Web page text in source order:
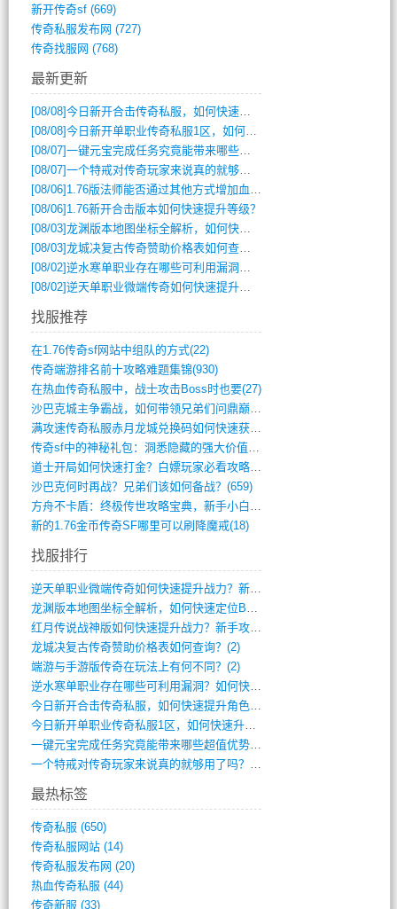
新开传奇sf(669)
传奇私服发布网 (727)
传奇找服网 (768)
最新更新
[08/08]今日新开合击传奇私服，如何快速提升角色战力？
[08/08]今日新开单职业传奇私服1区，如何快速升级与获取顶级装备？
[08/07]一键元宝完成任务究竟能带来哪些超值优势？
[08/07]一个特戒对传奇玩家来说真的就够用了吗？
[08/06] 1.76版法师能否通过其他方式增加血量？
[08/06] 1.76新开合击版本如何快速提升等级？
[08/03]龙渊版本地图坐标全解析，如何快速定位BOSS位置？
[08/03]龙城决复古传奇赞助价格表如何查询？
[08/02]逆水寒单职业存在哪些可利用漏洞？如何快速提升战力？
[08/02]逆天单职业微端传奇如何快速提升战力？新手必看攻略
找服推荐
在1.76传奇sf网站中组队的方式(22)
传奇端游排名前十攻略难题集锦(930)
在热血传奇私服中，战士攻击Boss时也要(27)
沙巴克城主争霸战，如何带领兄弟们问鼎巅峰(565)
满攻速传奇私服赤月龙城兑换码如何快速获取(676)
传奇sf中的神秘礼包：洞悉隐藏的强大价值(427)
道士开局如何快速打金？白嫖玩家必看攻略(5)
沙巴克何时再战？兄弟们该如何备战？(659)
方舟不卡盾：终极传世攻略宝典，新手小白逆(495)
新的1.76金币传奇SF哪里可以刷降魔戒(18)
找服排行
逆天单职业微端传奇如何快速提升战力？新手(4)
龙渊版本地图坐标全解析，如何快速定位BO(3)
红月传说战神版如何快速提升战力？新手攻略(3)
龙城决复古传奇赞助价格表如何查询？(2)
端游与手游版传奇在玩法上有何不同？(2)
逆水寒单职业存在哪些可利用漏洞？如何快速(1)
今日新开合击传奇私服，如何快速提升角色战(0)
今日新开单职业传奇私服1区，如何快速升级(0)
一键元宝完成任务究竟能带来哪些超值优势？(0)
一个特戒对传奇玩家来说真的就够用了吗？(0)
最热标签
传奇私服 (650)
传奇私服网站(14)
传奇私服发布网 (20)
热血传奇私服 (44)
传奇新服 (33)